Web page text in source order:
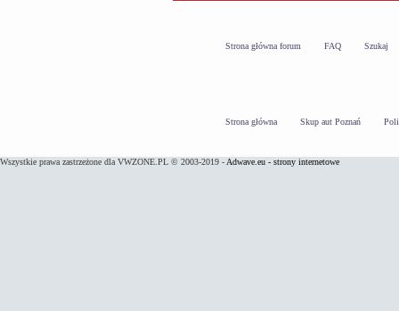
Strona główna forum FAQ Szukaj
Strona główna Skup aut Poznań
Wszystkie prawa zastrzeżone dla VWZONE.PL © 2003-2019 - Adwave.eu - strony internetowe